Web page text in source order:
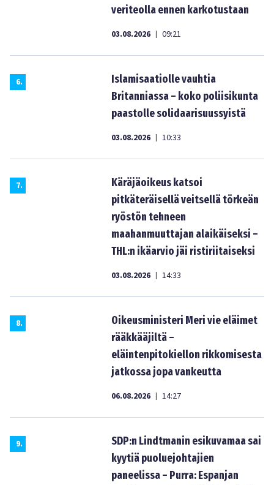
veriteolla ennen karkotustaan
03.08.2026 | 09:21
6.
Islamisaatiolle vauhtia
Britanniassa – koko poliisikunta
paastolle solidaarisuussyistä
03.08.2026 | 10:33
7.
Käräjäoikeus katsoi
pitkäteräisellä veitsellä törkeän
ryöstön tehneen
maahanmuuttajan alaikäiseksi –
THL:n ikäarvio jäi ristiriitaiseksi
03.08.2026 | 14:33
8.
Oikeusministeri Meri vie eläimet
rääkkääjiltä –
eläintenpitokiellon rikkomisesta
jatkossa jopa vankeutta
06.08.2026 | 14:27
9.
SDP:n Lindtmanin esikuvamaa sai
kyytiä puoluejohtajien
paneelissa – Purra: Espanjan